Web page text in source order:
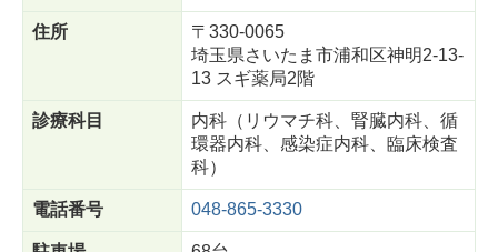
住所
〒330-0065
埼玉県さいたま市浦和区神明2-13-
13 スギ薬局2階
診療科目
内科（リウマチ科、腎臓内科、循
環器内科、感染症内科、臨床検査
科）
電話番号 048-865-3330